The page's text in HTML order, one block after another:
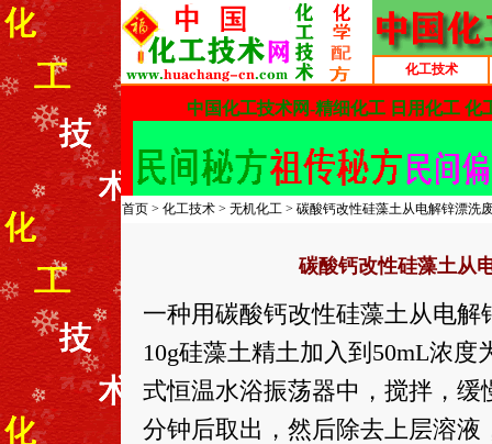
化工技术
首页 > 化工技术 > 无机化工 > 碳酸钙改性硅藻土从电解锌漂洗
碳酸钙改性硅藻土从
一种用碳酸钙改性硅藻土从电解
10g硅藻土精土加入到50mL浓度
式恒温水浴振荡器中，搅拌，缓
分钟后取出，然后除去上层溶